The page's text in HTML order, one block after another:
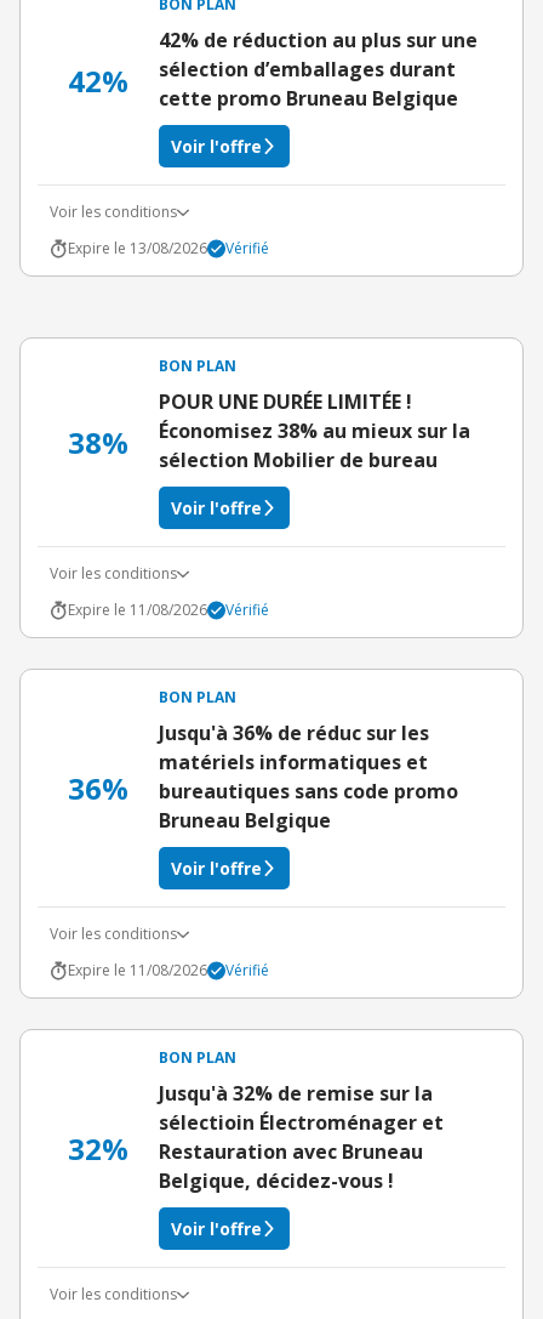
42%
BON PLAN
42% de réduction au plus sur une
sélection d’emballages durant
cette promo Bruneau Belgique
Voir l'offre
Voir les conditions
Expire le 13/08/2026
Vérifié
38%
BON PLAN
POUR UNE DURÉE LIMITÉE !
Économisez 38% au mieux sur la
sélection Mobilier de bureau
Voir l'offre
Voir les conditions
Expire le 11/08/2026
Vérifié
36%
BON PLAN
Jusqu'à 36% de réduc sur les
matériels informatiques et
bureautiques sans code promo
Bruneau Belgique
Voir l'offre
Voir les conditions
Expire le 11/08/2026
Vérifié
32%
BON PLAN
Jusqu'à 32% de remise sur la
sélectioin Électroménager et
Restauration avec Bruneau
Belgique, décidez-vous !
Voir l'offre
Voir les conditions